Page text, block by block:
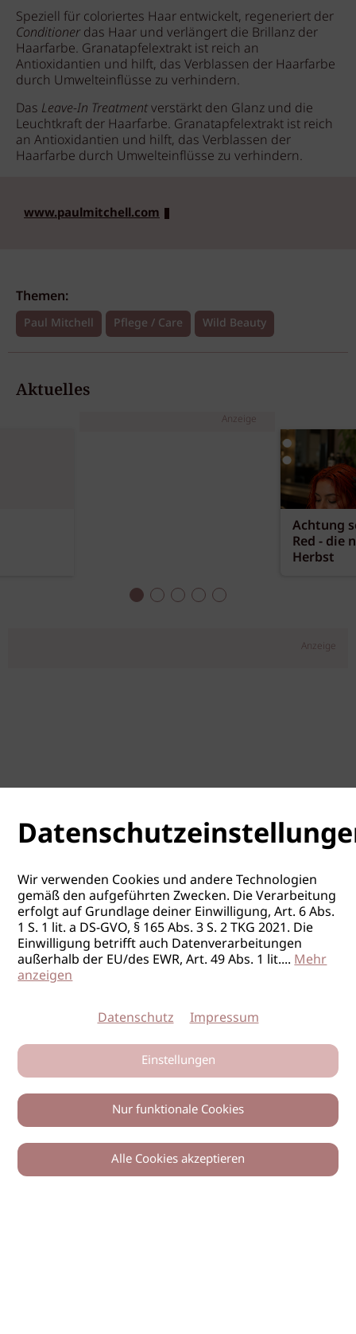
Speziell für coloriertes Haar entwickelt, regeneriert der
Conditioner das Haar und verlängert die Brillanz der
Haarfarbe. Granatapfelextrakt ist reich an
Antioxidantien und hilft, das Verblassen der Haarfarbe
durch Umwelteinflüsse zu verhindern.
Das Leave-In Treatmentverstärkt den Glanz und die
Leuchtkraft der Haarfarbe. Granatapfelextrakt ist reich
an Antioxidantien und hilft, das Verblassen der
Haarfarbe durch Umwelteinflüsse zu verhindern.
www.paulmitchell.com
Themen:
Paul Mitchell Pflege / Care Wild Beauty
Aktuelles
Anzeige
Achtung
Red - die
Herbst
Anzeige
0
Wir verwenden Cookies und andere Technologien
gemäß den aufgeführten Zwecken. Die Verarbeitung
erfolgt auf Grundlage deiner Einwilligung, Art. 6 Abs.
1 S. 1 lit. a DS-GVO, § 165 Abs. 3 S. 2 TKG 2021. Die
Einwilligung betrifft auch Datenverarbeitungen
außerhalb der EU/des EWR, Art. 49 Abs. 1 lit....Mehr
anzeigen
Datenschutz Impressum
Einstellungen
Nur funktionale Cookies
Alle Cookies akzeptieren